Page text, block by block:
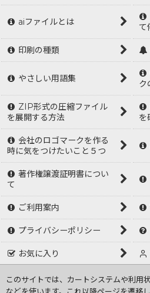
aiファイルとは
て
印刷の種類
やさしい用語集
ク
ZIP形式の圧縮ファイル
を展開する方法
を
会社のロゴマークを作る
時に気をつけたいこと５つ
著作権譲渡証明書につい
て
ご利用案内
プライバシーポリシー
お気に入り
ログイン
このサイトでは、カートシステムや利用